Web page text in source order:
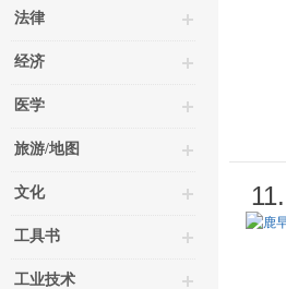
法律
经济
医学
旅游/地图
文化
工具书
工业技术
11.